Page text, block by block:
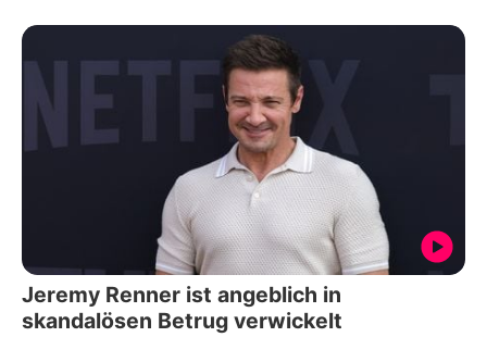
Jeremy Renner ist angeblich in
skandalösen Betrug verwickelt